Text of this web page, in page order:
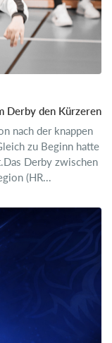
Derby den Kürzeren
nach der knappen
zu Beginn hatte
Derby zwischen
(HR...